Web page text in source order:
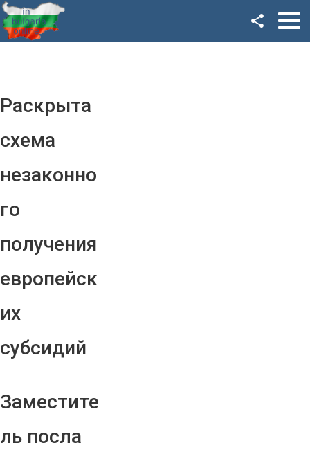
Раскрыта
схема
незаконно
го
получения
европейск
их
субсидий
Заместите
ль посла